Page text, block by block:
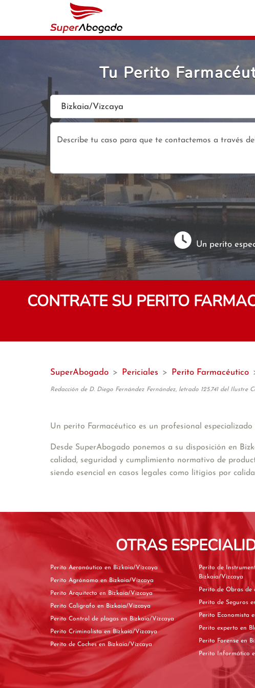
Tu Perito
Bizkaia/Vizcaya
Un perito
CONTRATE SU PERITO
SuperAbogado > Periciales > Perito Farmacéutico
Redacción de D. Diego Fernández Fernández, letrado 125.741 del Ilustre
Un perito Farmacéutico es un profesional especializado
Desde SuperAbogado ponemos a su disposición en
calidad, seguridad y cumplimiento normativo de
siendo esencial en casos legales como litigios por
OTRAS
Perito Aeronáutico en Bizkaia/Vizcaya
Perito Agrónomo en Bizkaia/Vizcaya
Perito Arquitecto en Bizkaia/Vizcaya
Perito Calígrafo en Bizkaia/Vizcaya
Perito Control de plagas en Bizkaia/Vizcaya
Perito Criminalista en Bizkaia/Vizcaya
Perito de Coches en Bizkaia/Vizcaya
Perito de
Bizkaia/Vizcaya
Perito